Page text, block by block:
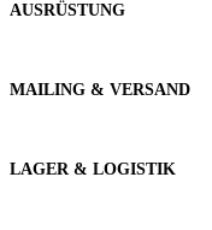
AUSRÜSTUNG
MAILING & VERSAND
LAGER & LOGISTIK